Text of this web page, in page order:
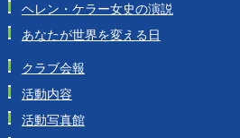
ヘレン・ケラー女史の演説
あなたが世界を変える日
クラブ会報
活動内容
活動写真館